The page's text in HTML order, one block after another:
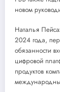
новом
Наталья
2024 года,
обязанности
цифровой
продуктов